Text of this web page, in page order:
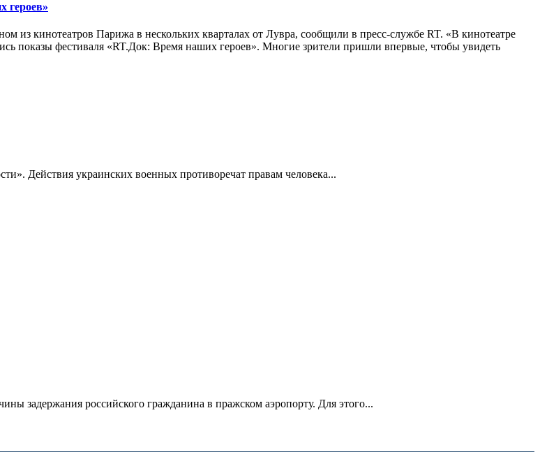
героев»
из кинотеатров Парижа в нескольких кварталах от Лувра, сообщили в пресс-службе RT. «В кинотеатре
показы фестиваля «RT.Док: Время наших героев». Многие зрители пришли впервые, чтобы увидеть
Действия украинских военных противоречат правам человека...
задержания российского гражданина в пражском аэропорту. Для этого...